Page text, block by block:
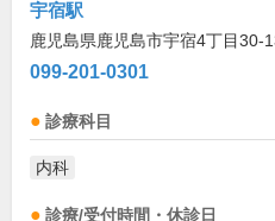
宇宿駅
鹿児島県鹿児島市宇宿4丁目30-
099-201-0301
診療科目
内科
診療/受付時間・休診日